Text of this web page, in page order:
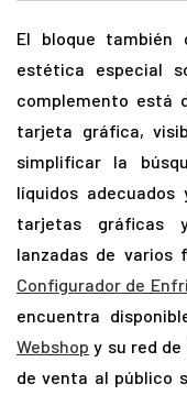
El bloque también
estética especial
complemento está
tarjeta gráfica,
simplificar la
líquidos
tarjetas gráficas
lanzadas de varios
Configurador de
encuentra
Webshop y su red
de venta al público